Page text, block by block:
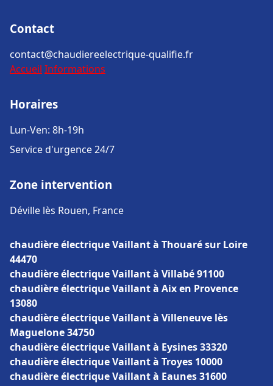
Contact
contact@chaudiereelectrique-qualifie.fr
Accueil Informations
Horaires
Lun-Ven: 8h-19h
Service d'urgence 24/7
Zone intervention
Déville lès Rouen, France
chaudière électrique Vaillant à Thouaré sur Loire
44470
chaudière électrique Vaillant à Villabé 91100
chaudière électrique Vaillant à Aix en Provence
13080
chaudière électrique Vaillant à Villeneuve lès
Maguelone 34750
chaudière électrique Vaillant à Eysines 33320
chaudière électrique Vaillant à Troyes 10000
chaudière électrique Vaillant à Eaunes 31600